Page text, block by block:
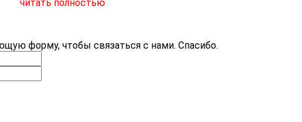
читать полностью
форму, чтобы связаться с нами. Спасибо.